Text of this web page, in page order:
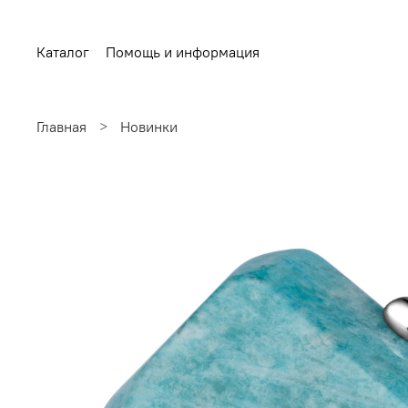
Каталог Помощь и информация
Главная Новинки